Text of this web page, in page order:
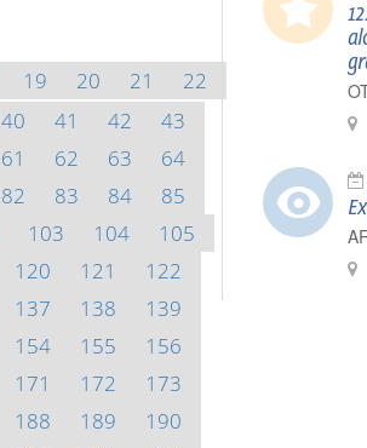
19 20 21
22
40 41 42
43
61 62 63
64
82 83 84
85
103 104
105
120 121
122
137 138
139
154 155
156
171 172
173
188 189
190